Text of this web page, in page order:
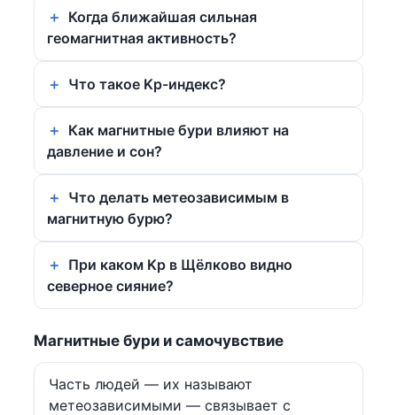
Когда ближайшая сильная
геомагнитная активность?
Что такое Kp-индекс?
Как магнитные бури влияют на
давление и сон?
Что делать метеозависимым в
магнитную бурю?
При каком Kp в Щёлково видно
северное сияние?
Магнитные бури и самочувствие
Часть людей — их называют
метеозависимыми — связывает с